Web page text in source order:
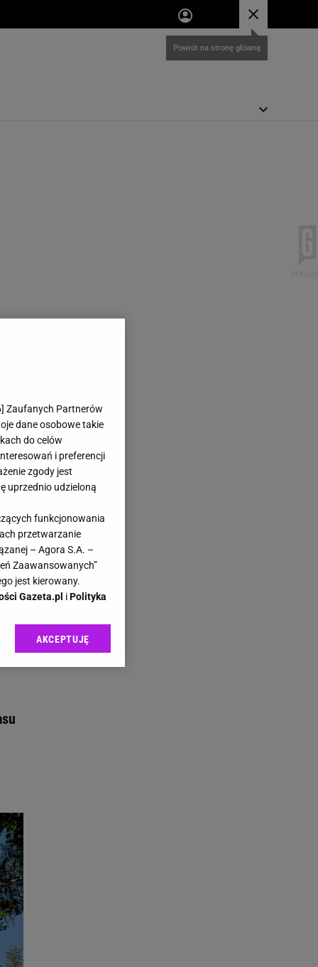
] Zaufanych Partnerów
dane osobowe takie
do celów
i preferencji
zgody jest
uprzednio udzieloną
funkcjonowania
przetwarzanie
– Agora S.A. –
Zaawansowanych”
jest kierowany.
Gazeta.pl iPolityka
sp. z o.o., jej
AKCEPTUJĘ